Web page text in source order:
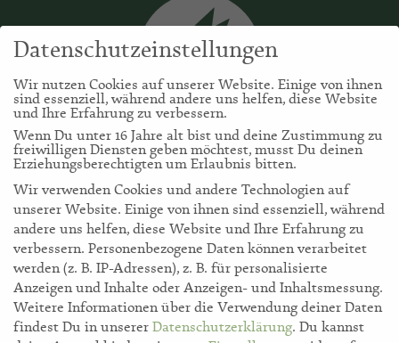
storl.de
Datenschutzeinstellungen
Wir nutzen Cookies auf unserer Website. Einige von ihnen
sind essenziell, während andere uns helfen, diese Website
und Ihre Erfahrung zu verbessern.
Wenn Du unter 16 Jahre alt bist und deine Zustimmung zu
freiwilligen Diensten geben möchtest, musst Du deinen
Erziehungsberechtigten um Erlaubnis bitten.
Wir verwenden Cookies und andere Technologien auf
unserer Website. Einige von ihnen sind essenziell, während
andere uns helfen, diese Website und Ihre Erfahrung zu
verbessern. Personenbezogene Daten können verarbeitet
werden (z. B. IP-Adressen), z. B. für personalisierte
Anzeigen und Inhalte oder Anzeigen- und Inhaltsmessung.
Weitere Informationen über die Verwendung deiner Daten
findest Du in unserer Datenschutzerklärung. Du kannst